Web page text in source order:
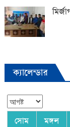
ক্যালেন্ডার
সোম মঙ্গল